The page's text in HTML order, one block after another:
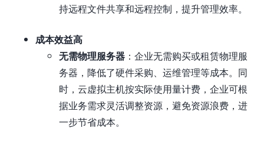
持远程文件共享和远程控制，提升管理效率。
成本效益高
无需物理服务器 ：企业无需购买或租赁物理服
务器，降低了硬件采购、运维管理等成本。同
时，云虚拟主机按实际使用量计费，企业可根
据业务需求灵活调整资源，避免资源浪费，进
一步节省成本。